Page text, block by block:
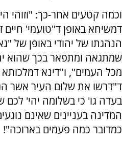
וכמה קטעים אחר-כך: "וזוהי
דמשיחא באופן ד"טועמי' חיים
הנהגתו של יהודי באופן של
שמתגאה ומתפאר בכך שהוא
מכל העמים", ו"דינא דמלכותא
ד"דרשו את שלום העיר אשר
בעדה גו' כי בשלומה יהי' לכם
המדינה בעניינים שאינם
כמדובר כמה פעמים בארוכה"!